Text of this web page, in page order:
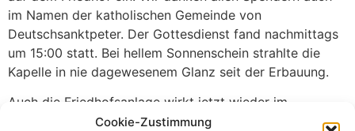
Cookie-Zustimmung
im Namen der katholischen Gemeinde von
Deutschsanktpeter. Der Gottesdienst fand nachmittags
um 15:00 statt. Bei hellem Sonnenschein strahlte die
Kapelle in nie dagewesenem Glanz seit der Erbauung.
Auch die Friedhofsanlage wirkt jetzt wieder im
nördlichen Teil gepflegt. Die Freiwillige Feuerwehr hat